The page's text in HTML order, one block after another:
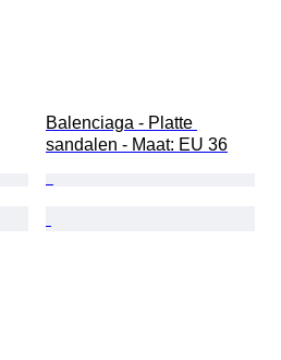
Balenciaga - Platte
sandalen - Maat: EU 36